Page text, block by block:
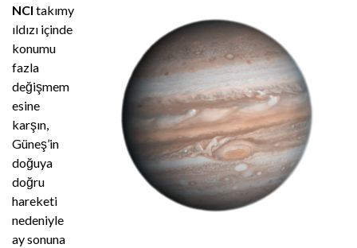
NCI takımy
ıldızı içinde
konumu
fazla
değişmem
esine
karşın,
Güneş’in
doğuya
doğru
hareketi
nedeniyle
ay sonuna